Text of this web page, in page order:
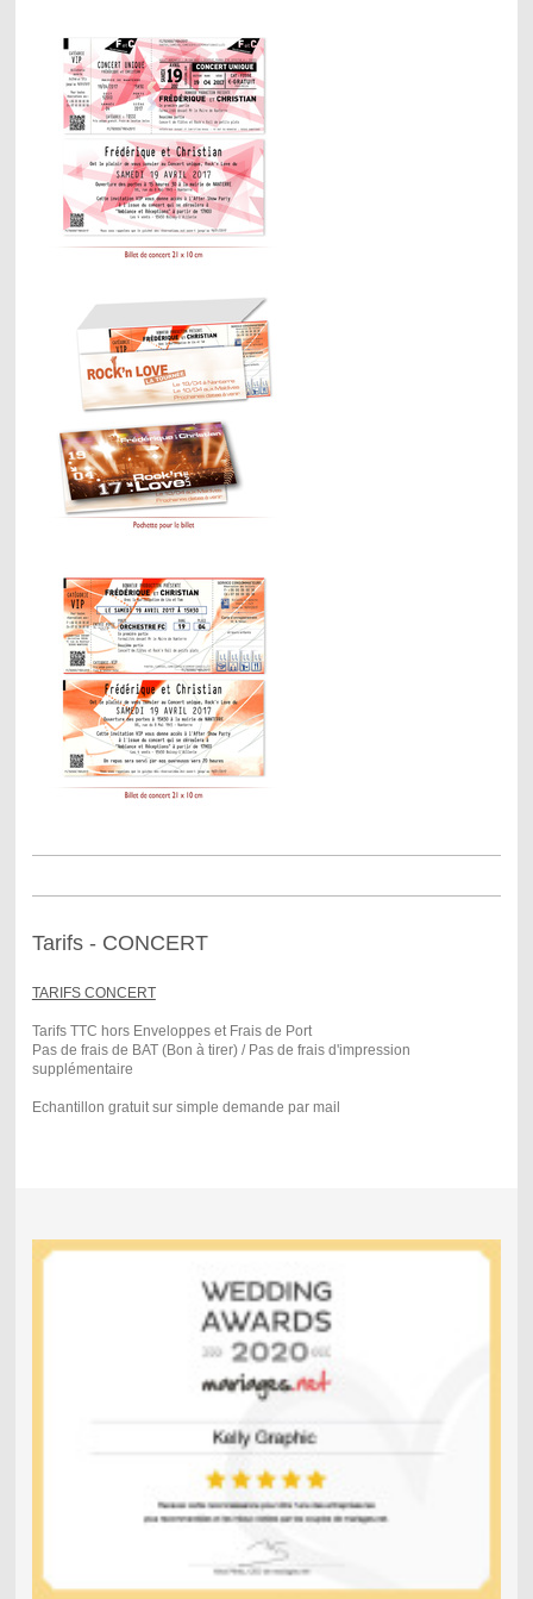
Tarifs - CONCERT
TARIFS CONCERT
Tarifs TTC hors Enveloppes et Frais de Port
Pas de frais de BAT (Bon à tirer) / Pas de frais d'impression
supplémentaire
Echantillon gratuit sur simple demande par mail